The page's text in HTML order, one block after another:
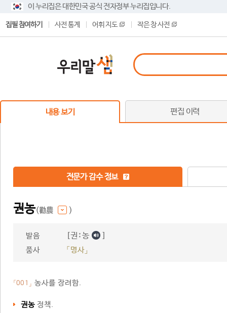
이 누리집은 대한민국 공식 전자정부 누리집입니다.
집필 참여하기 사전 통계 어휘 지도 작은 창 사전
내용 보기 편집 이력
전문가 감수 정보
권농(勸農 )
발음 [권ː농 ]
품사 「명사」
「001」 농사를 장려함.
권농 정책.